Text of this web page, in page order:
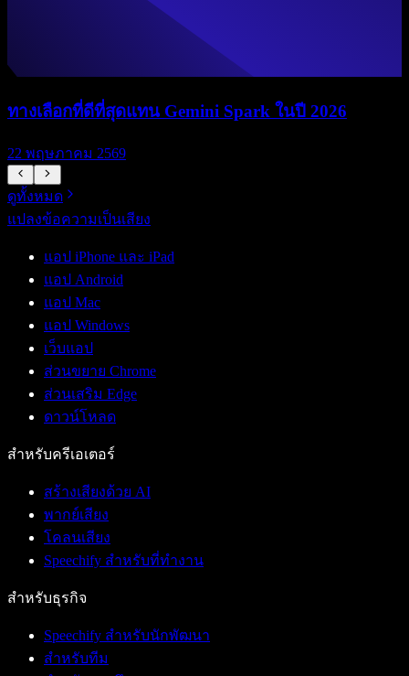
ทางเลือกที่ดีที่สุดแทน Gemini Spark ในปี 2026
22 พฤษภาคม 2569
ดูทั้งหมด
แปลงข้อความเป็นเสียง
แอป iPhone และ iPad
แอป Android
แอป Mac
แอป Windows
เว็บแอป
ส่วนขยาย Chrome
ส่วนเสริม Edge
ดาวน์โหลด
สำหรับครีเอเตอร์
สร้างเสียงด้วย AI
พากย์เสียง
โคลนเสียง
Speechify สำหรับที่ทำงาน
สำหรับธุรกิจ
Speechify สำหรับนักพัฒนา
สำหรับทีม